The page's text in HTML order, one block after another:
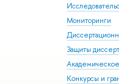
Мониторинги
Защиты
Конкурсы и